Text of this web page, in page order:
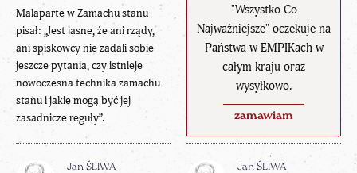
"Wszystko Co
Najważniejsze" oczekuje na
Państwa w EMPIKach w
całym kraju oraz
wysyłkowo.
zamawiam
Malaparte w Zamachu stanu
pisał: „Jest jasne, że ani rządy,
ani spiskowcy nie zadali sobie
jeszcze pytania, czy istnieje
nowoczesna technika zamachu
stanu i jakie mogą być jej
zasadnicze reguły”.
Jan ŚLIWA Jan ŚLIWA